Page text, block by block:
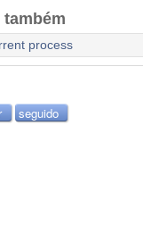
também
process
seguido